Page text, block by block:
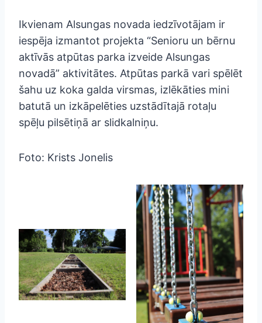
Ikvienam Alsungas novada iedzīvotājam ir
iespēja izmantot projekta “Senioru un bērnu
aktīvās atpūtas parka izveide Alsungas
novadā” aktivitātes. Atpūtas parkā vari spēlēt
šahu uz koka galda virsmas, izlēkāties mini
batutā un izkāpelēties uzstādītajā rotaļu
spēļu pilsētiņā ar slidkalniņu.
Foto: Krists Jonelis